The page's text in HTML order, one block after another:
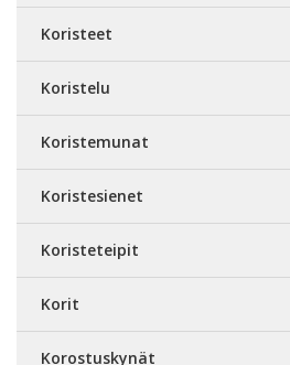
Koristeet
Koristelu
Koristemunat
Koristesienet
Koristeteipit
Korit
Korostuskynät